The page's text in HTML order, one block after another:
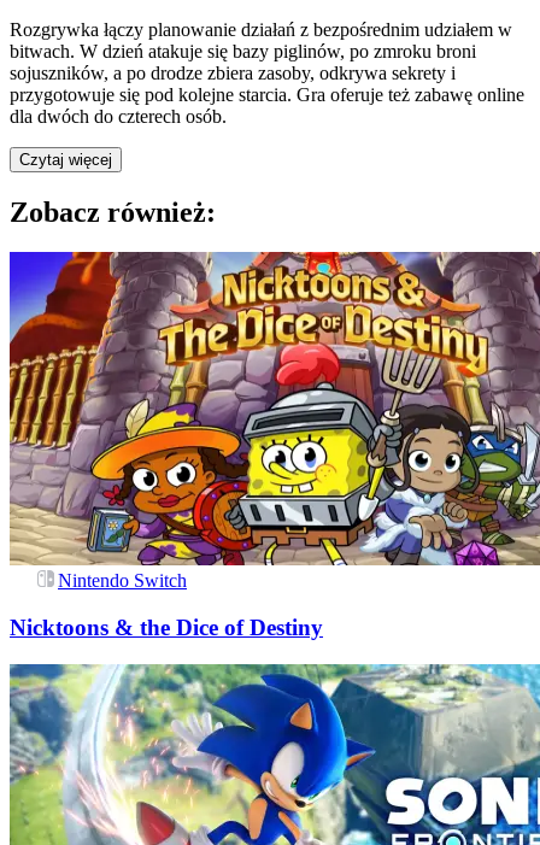
Rozgrywka łączy planowanie działań z bezpośrednim udziałem w
bitwach. W dzień atakuje się bazy piglinów, po zmroku broni
sojuszników, a po drodze zbiera zasoby, odkrywa sekrety i
przygotowuje się pod kolejne starcia. Gra oferuje też zabawę online
dla dwóch do czterech osób.
Czytaj więcej
Zobacz również:
Nintendo Switch
Nicktoons & the Dice of Destiny